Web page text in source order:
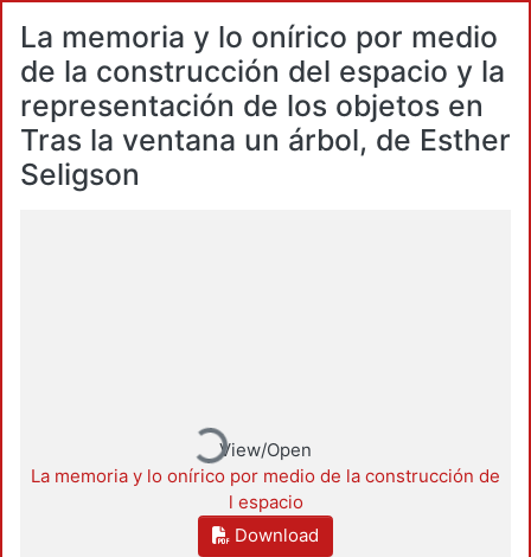
La memoria y lo onírico por medio
de la construcción del espacio y la
representación de los objetos en
Tras la ventana un árbol, de Esther
Seligson
Loading...View/Open
La memoria y lo onírico por medio de la construcción de
l espacio
Download